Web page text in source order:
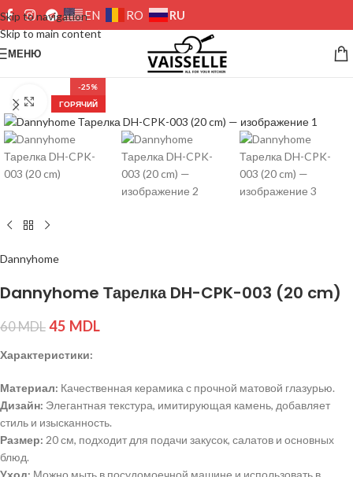
Skip to navigation
Skip to main content
EN RO RU
МЕНЮ
-25%
ГОРЯЧИЙ
Нажмите, чтобы увеличить изображение
Dannyhome
Dannyhome Тарелка DH-CPK-003 (20 cm)
60MDL 45 MDL
Характеристики:
Материал: Качественная керамика с прочной матовой глазурью.
Дизайн: Элегантная текстура, имитирующая камень, добавляет
стиль и изысканность.
Размер: 20 см, подходит для подачи закусок, салатов и основных
блюд.